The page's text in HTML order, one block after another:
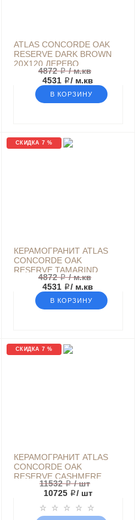
ATLAS CONCORDE OAK
RESERVE DARK BROWN
20Х120 ДЕРЕВО
КОРИЧНЕВЫЙ
4872 ₽/ м.кв
4531 ₽/ м.кв
В КОРЗИНУ
СКИДКА 7 %
КЕРАМОГРАНИТ ATLAS
CONCORDE OAK
RESERVE TAMARIND
20Х120 ДЕРЕВО
БЕЖЕВЫЙ
4872 ₽/ м.кв
4531 ₽/ м.кв
В КОРЗИНУ
СКИДКА 7 %
КЕРАМОГРАНИТ ATLAS
CONCORDE OAK
RESERVE CASHMERE
SCALINO ANGOLARE SX
33Х120 ДЕРЕВО
БЕЖЕВЫЙ МАТОВЫЙ
11532 ₽/ шт
10725 ₽/ шт